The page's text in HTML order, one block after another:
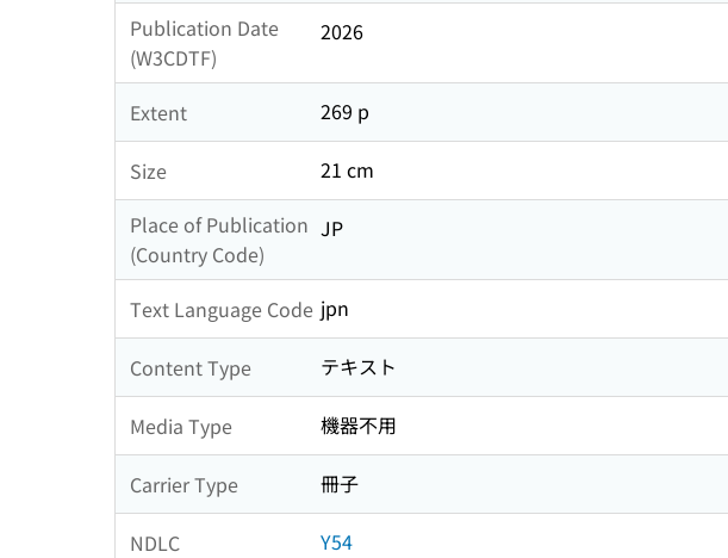
Publication Date
(W3CDTF)
2026
Extent 269 p
Size
21 cm
Place of Publication
(Country Code)
JP
Text Language Code jpn
Content Type テキスト
Media Type 機器不用
Carrier Type 冊子
NDLC Y54